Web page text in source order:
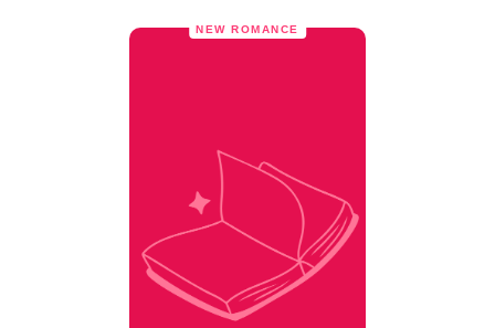
NEW ROMANCE